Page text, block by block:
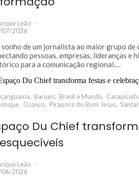
Leão -
07/2026
de um jornalista ao maior grupo
pessoas, empresas, lideranças e
para a comunicação regional.…
, Barueri, Brasil e Mundo,
, Osasco, Pirapora do Bom Jesus,
Du Chief
Leão -
06/2026